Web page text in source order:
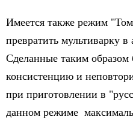
Имеется также режим
превратить мультиварку
Сделанные таким
консистенцию и
при приготовлении в
данном режиме